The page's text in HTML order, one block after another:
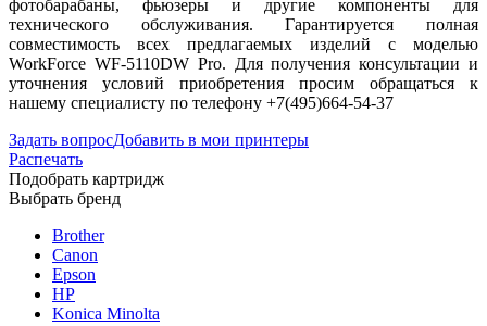
фотобарабаны, фьюзеры и другие компоненты для
технического обслуживания. Гарантируется полная
совместимость всех предлагаемых изделий с моделью
WorkForce WF-5110DW Pro. Для получения консультации и
уточнения условий приобретения просим обращаться к
нашему специалисту по телефону +7(495)664-54-37
Задать вопросДобавить в мои принтеры
Распечать
Подобрать картридж
Выбрать бренд
Brother
Canon
Epson
HP
Konica Minolta